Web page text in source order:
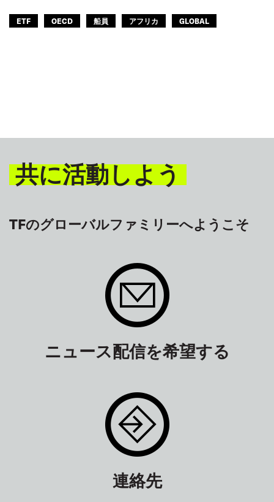
ETF OECD 船員 アフリカ GLOBAL
共に活動しよう
TFのグローバルファミリーへようこそ
ニュース配信を希望する
連絡先